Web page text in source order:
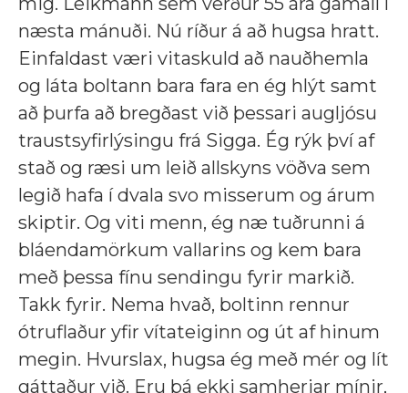
næsta mánuði. Nú ríður á að hugsa hratt.
Einfaldast væri vitaskuld að nauðhemla
og láta boltann bara fara en ég hlýt samt
að þurfa að bregðast við þessari augljósu
traustsyfirlýsingu frá Sigga. Ég rýk því af
stað og ræsi um leið allskyns vöðva sem
legið hafa í dvala svo misserum og árum
skiptir. Og viti menn, ég næ tuðrunni á
bláendamörkum vallarins og kem bara
með þessa fínu sendingu fyrir markið.
Takk fyrir. Nema hvað, boltinn rennur
ótruflaður yfir vítateiginn og út af hinum
megin. Hvurslax, hugsa ég með mér og lít
gáttaður við. Eru þá ekki samherjar mínir,